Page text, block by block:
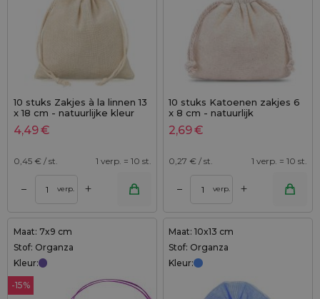
10 stuks Zakjes à la linnen 13
x 18 cm - natuurlijke kleur
4,49€
0,45 € / st. 1 verp. = 10 st.
– verp. +
10 stuks Katoenen zakjes 6
x 8 cm - natuurlijk
2,69€
0,27 € / st. 1 verp. = 10 st.
– verp. +
Maat: 7x9 cm
Stof: Organza
Kleur:
-15%
Maat: 10x13 cm
Stof: Organza
Kleur: